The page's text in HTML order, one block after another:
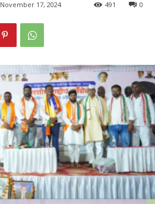
November 17, 2024 0
491